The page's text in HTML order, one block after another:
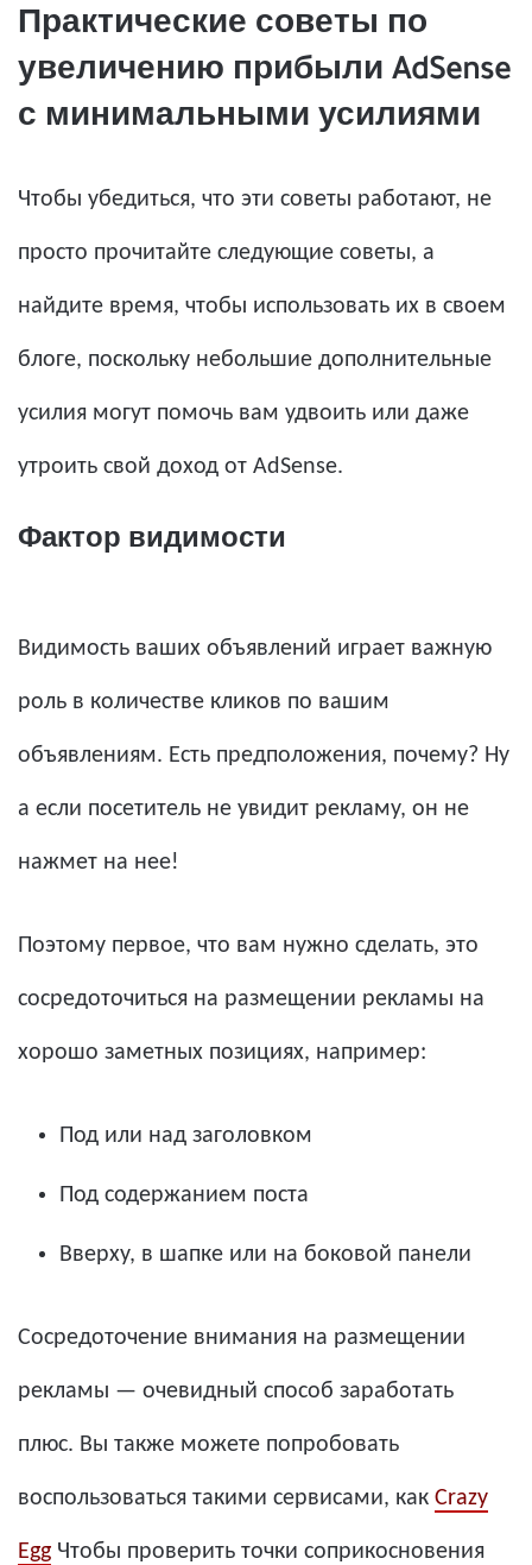
Практические советы по
увеличению прибыли AdSense
с минимальными усилиями
Чтобы убедиться, что эти советы работают, не
просто прочитайте следующие советы, а
найдите время, чтобы использовать их в своем
блоге, поскольку небольшие дополнительные
усилия могут помочь вам удвоить или даже
утроить свой доход от AdSense.
Фактор видимости
Видимость ваших объявлений играет важную
роль в количестве кликов по вашим
объявлениям. Есть предположения, почему? Ну
а если посетитель не увидит рекламу, он не
нажмет на нее!
Поэтому первое, что вам нужно сделать, это
сосредоточиться на размещении рекламы на
хорошо заметных позициях, например:
Под или над заголовком
Под содержанием поста
Вверху, в шапке или на боковой панели
Сосредоточение внимания на размещении
рекламы — очевидный способ заработать
плюс. Вы также можете попробовать
воспользоваться такими сервисами, как Crazy
Egg Чтобы проверить точки соприкосновения